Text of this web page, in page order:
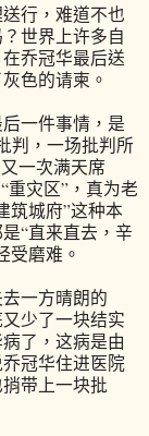
行，难道不也
世界上许多自
乔冠华最后送
色的请柬。
一件事情，是
判，一场批判所
一次满天席
重灾区”，真为老
筑城府”这种本
“直来直去，辛
受磨难。
一方晴朗的
少了一块结实
了，这病是由
冠华住进医院
带上一块批